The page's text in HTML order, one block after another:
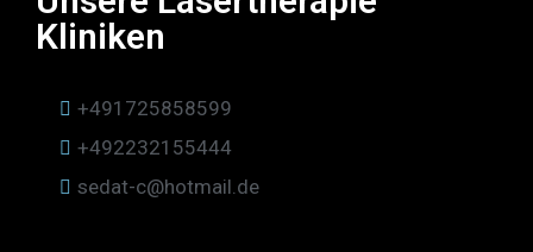
Kliniken
+491725858599
+492232155444
sedat-c@hotmail.de